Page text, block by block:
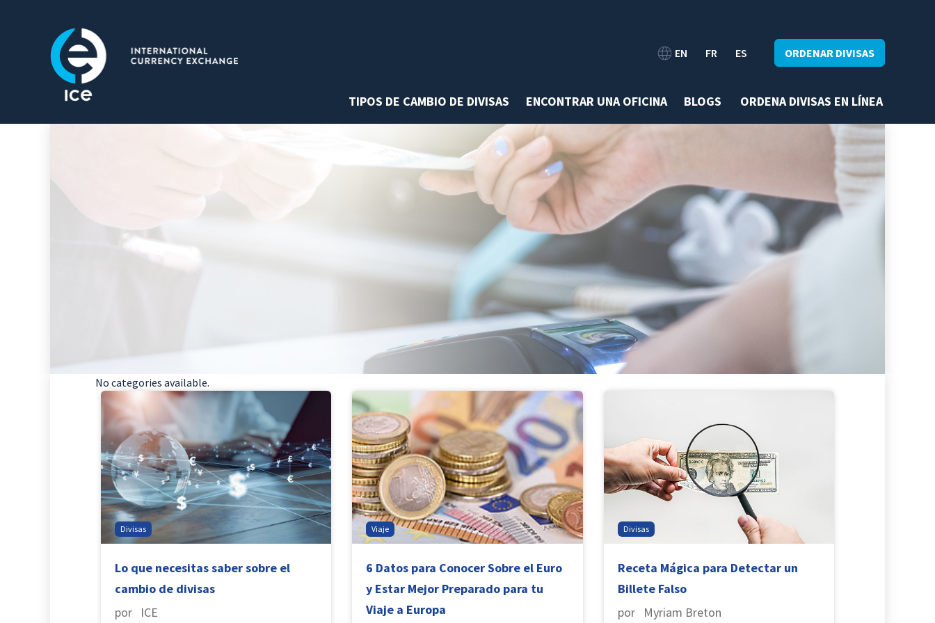
EN FR ES ORDENAR DIVISAS
ORDENA DIVISAS EN LÍNEA
TIPOS DE CAMBIO DE DIVISAS ENCONTRAR UNA OFICINA BLOGS
No categories available.
Divisas
Lo que necesitas saber sobre el
cambio de divisas
por ICE
Viaje
6 Datos para Conocer Sobre el Euro
y Estar Mejor Preparado para tu
Viaje a Europa
Divisas
Receta Mágica para Detectar un
Billete Falso
por Myriam Breton